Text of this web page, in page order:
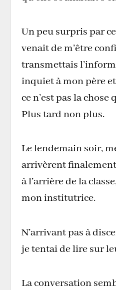
Un peu surpris par
venait de m’être
transmettais
inquiet à mon père
ce n’est pas la chose
Plus tard non plus.
Le lendemain soir,
arrivèrent
à l’arrière de la
mon institutrice.
N’arrivant pas à
je tentai de lire sur
La conversation